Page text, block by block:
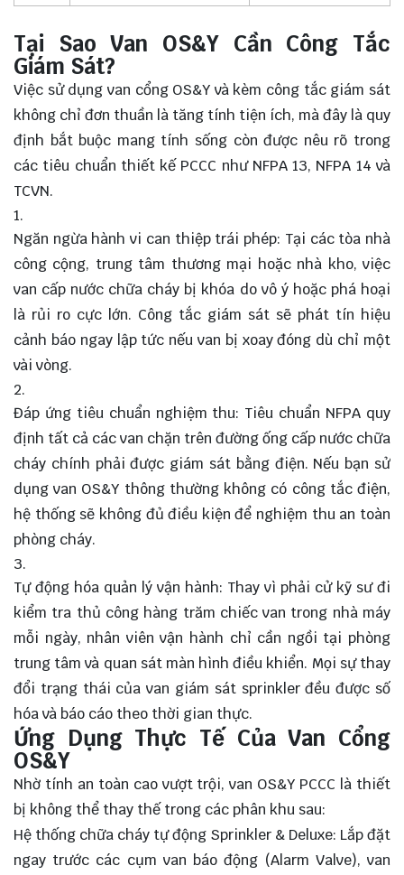
Tại Sao Van OS&Y Cần Công Tắc
Giám Sát?
Việc sử dụng van cổng OS&Y và kèm công tắc giám sát
không chỉ đơn thuần là tăng tính tiện ích, mà đây là quy
định bắt buộc mang tính sống còn được nêu rõ trong
các tiêu chuẩn thiết kế PCCC như NFPA 13, NFPA 14 và
TCVN.
Ngăn ngừa hành vi can thiệp trái phép: Tại các tòa nhà
công cộng, trung tâm thương mại hoặc nhà kho, việc
van cấp nước chữa cháy bị khóa do vô ý hoặc phá hoại
là rủi ro cực lớn. Công tắc giám sát sẽ phát tín hiệu
cảnh báo ngay lập tức nếu van bị xoay đóng dù chỉ một
vài vòng.
Đáp ứng tiêu chuẩn nghiệm thu: Tiêu chuẩn NFPA quy
định tất cả các van chặn trên đường ống cấp nước chữa
cháy chính phải được giám sát bằng điện. Nếu bạn sử
dụng van OS&Y thông thường không có công tắc điện,
hệ thống sẽ không đủ điều kiện để nghiệm thu an toàn
phòng cháy.
Tự động hóa quản lý vận hành: Thay vì phải cử kỹ sư đi
kiểm tra thủ công hàng trăm chiếc van trong nhà máy
mỗi ngày, nhân viên vận hành chỉ cần ngồi tại phòng
trung tâm và quan sát màn hình điều khiển. Mọi sự thay
đổi trạng thái của van giám sát sprinkler đều được số
hóa và báo cáo theo thời gian thực.
Ứng Dụng Thực Tế Của Van Cổng
OS&Y
Nhờ tính an toàn cao vượt trội, van OS&Y PCCC là thiết
bị không thể thay thế trong các phân khu sau:
Hệ thống chữa cháy tự động Sprinkler & Deluxe: Lắp đặt
ngay trước các cụm van báo động (Alarm Valve), van